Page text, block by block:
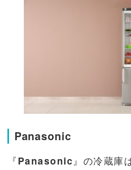
Panasonic
『Panasonic』の冷蔵庫